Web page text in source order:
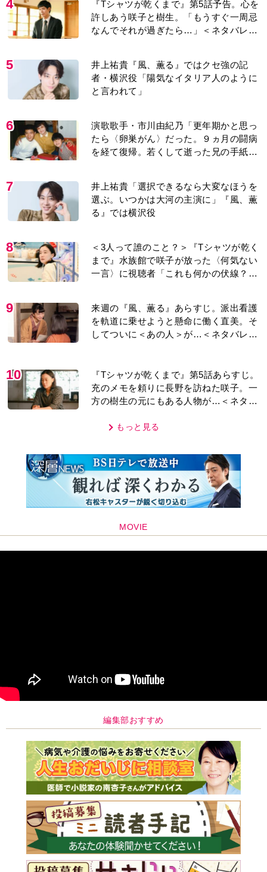
4
『Tシャツが乾くまで』第5話予告。心を
許しあう咲子と樹生。「もうすぐ一周忌
なんでそれが過ぎたら…」＜ネタバレあ
5
井上祐貴『風、薫る』ではクセ強の記
者・横沢役「陽気なイタリア人のように
と言われて」
6
演歌歌手・市川由紀乃「更年期かと思っ
たら〈卵巣がん〉だった。９ヵ月の闘病
を経て復帰。若くして逝った兄の手紙を
7
井上祐貴「選択できるなら大変なほうを
選ぶ。いつかは大河の主演に」『風、薫
る』では横沢役
8
＜3人って誰のこと？＞『Tシャツが乾く
まで』水族館で咲子が放った〈何気ない
一言〉に視聴者「これも何かの伏線？」
9
来週の『風、薫る』あらすじ。派出看護
を軌道に乗せようと懸命に働く直美。そ
してついに＜あの人＞が…＜ネタバレあ
10
『Tシャツが乾くまで』第5話あらすじ。
充のメモを頼りに長野を訪ねた咲子。一
方の樹生の元にもある人物が…＜ネタバ
もっと見る
MOVIE
編集部おすすめ